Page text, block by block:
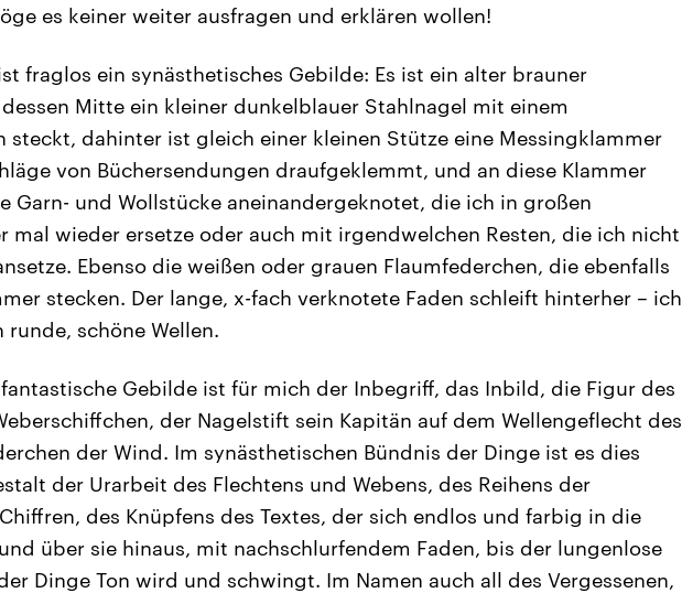
es keiner weiter ausfragen und erklären wollen!
fraglos ein synästhetisches Gebilde: Es ist ein alter brauner
Mitte ein kleiner dunkelblauer Stahlnagel mit einem
steckt, dahinter ist gleich einer kleinen Stütze eine Messingklammer
von Büchersendungen draufgeklemmt, und an diese Klammer
Garn- und Wollstücke aneinandergeknotet, die ich in großen
mal wieder ersetze oder auch mit irgendwelchen Resten, die ich nicht
Ebenso die weißen oder grauen Flaumfederchen, die ebenfalls
stecken. Der lange, x-fach verknotete Faden schleift hinterher – ich
schöne Wellen.
fantastische Gebilde ist für mich der Inbegriff, das Inbild, die Figur des
der Nagelstift sein Kapitän auf dem Wellengeflecht des
der Wind. Im synästhetischen Bündnis der Dinge ist es dies
der Urarbeit des Flechtens und Webens, des Reihens der
des Knüpfens des Textes, der sich endlos und farbig in die
über sie hinaus, mit nachschlurfendem Faden, bis der lungenlose
Dinge Ton wird und schwingt. Im Namen auch all des Vergessenen,